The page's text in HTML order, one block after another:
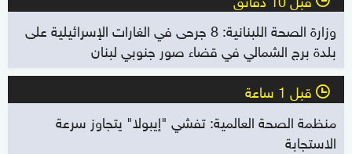
وزارة الصحة اللبنانية: 8 جرحى في الغارات الإسرائيلية على
بلدة برج الشمالي في قضاء صور جنوبي لبنان
l قبل 1 ساعة
منظمة الصحة العالمية: تفشي "إيبولا" يتجاوز سرعة
الاستجابة